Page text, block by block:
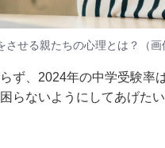
せる親たちの心理とは？（画
ず、2024年の中学受験率
らないようにしてあげた